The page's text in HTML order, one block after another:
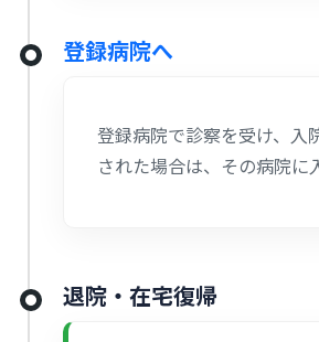
登録病院へ
登録病院で診察を受け、入
された場合は、その病院に
退院・在宅復帰